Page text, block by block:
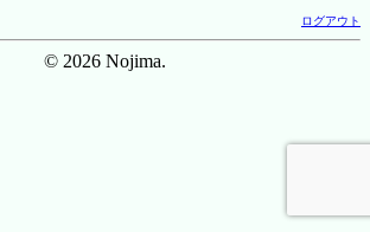
ログアウト
© 2026 Nojima.